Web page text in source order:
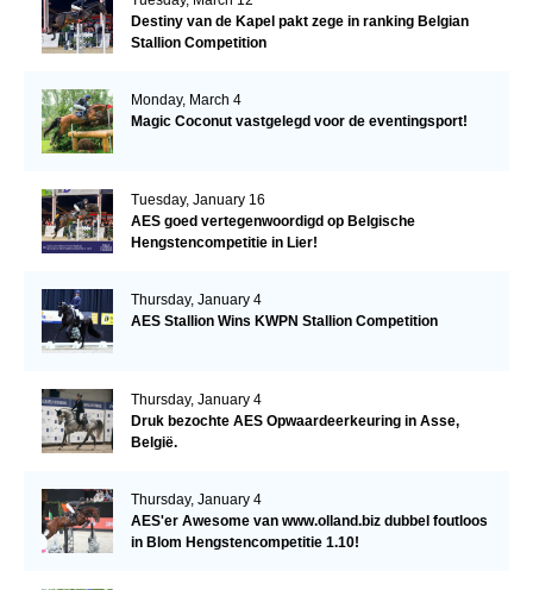
Destiny van de Kapel pakt zege in ranking Belgian
Stallion Competition
Monday, March 4
Magic Coconut vastgelegd voor de eventingsport!
Tuesday, January 16
AES goed vertegenwoordigd op Belgische
Hengstencompetitie in Lier!
Thursday, January 4
AES Stallion Wins KWPN Stallion Competition
Thursday, January 4
Druk bezochte AES Opwaardeerkeuring in Asse,
België.
Thursday, January 4
AES'er Awesome van www.olland.biz dubbel foutloos
in Blom Hengstencompetitie 1.10!